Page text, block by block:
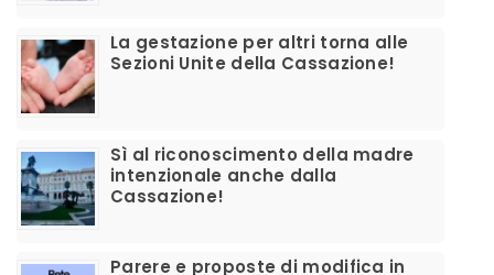
La gestazione per altri torna alle
Sezioni Unite della Cassazione!
Sì al riconoscimento della madre
intenzionale anche dalla
Cassazione!
Parere e proposte di modifica in